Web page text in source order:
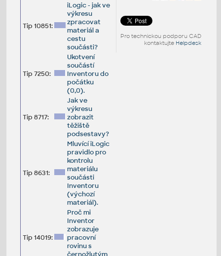
Pro technickou podporu CAD
kontaktujte Helpdesk
Tip 10851:
iLogic - jak ve
výkresu
zpracovat
materiál a
cestu
součásti?
Tip 7250:
Ukotvení
součástí
Inventoru do
počátku
(0,0).
Tip 8717:
Jak ve
výkresu
zobrazit
těžiště
podsestavy?
Tip 8631:
Mluvící iLogic
pravidlo pro
kontrolu
materiálu
součásti
Inventoru
(výchozí
materiál).
Tip 14019:
Proč mi
Inventor
zobrazuje
pracovní
rovinu s
černožlutým